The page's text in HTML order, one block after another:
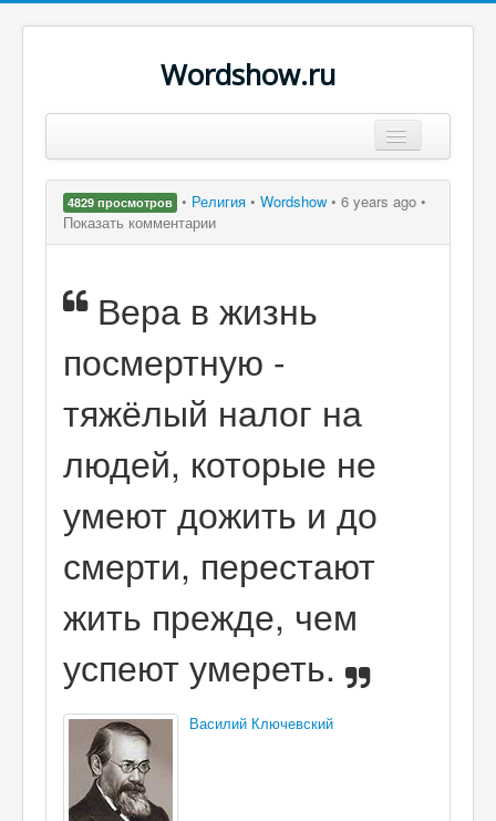
Wordshow.ru
Популярные цитаты
Поиск
4829 просмотров • Религия • Wordshow • 6 years ago •
Показать комментарии
Вера в жизнь
посмертную -
тяжёлый налог на
людей, которые не
умеют дожить и до
смерти, перестают
жить прежде, чем
успеют умереть.
Василий Ключевский